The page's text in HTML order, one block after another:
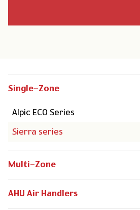
Single-Zone
Alpic ECO Series
Sierra series
Multi-Zone
AHU Air Handlers